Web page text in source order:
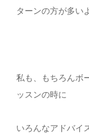
ターンの方が多い
私も、もちろんボ
ッスンの時に
いろんなアドバイ